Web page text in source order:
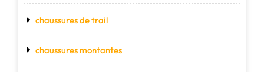
chaussures de trail
chaussures montantes